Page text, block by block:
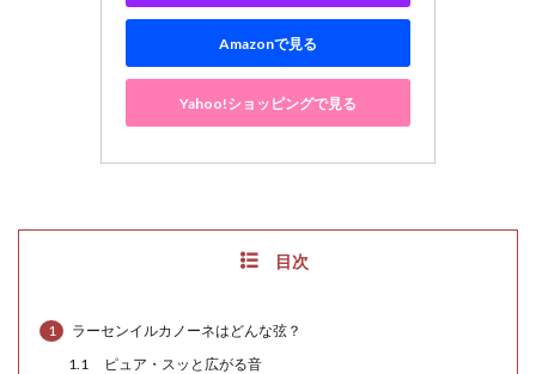
Amazonで見る
Yahoo!ショッピングで見る
目次
1
ラーセンイルカノーネはどんな弦？
1.1
ピュア・スッと広がる音